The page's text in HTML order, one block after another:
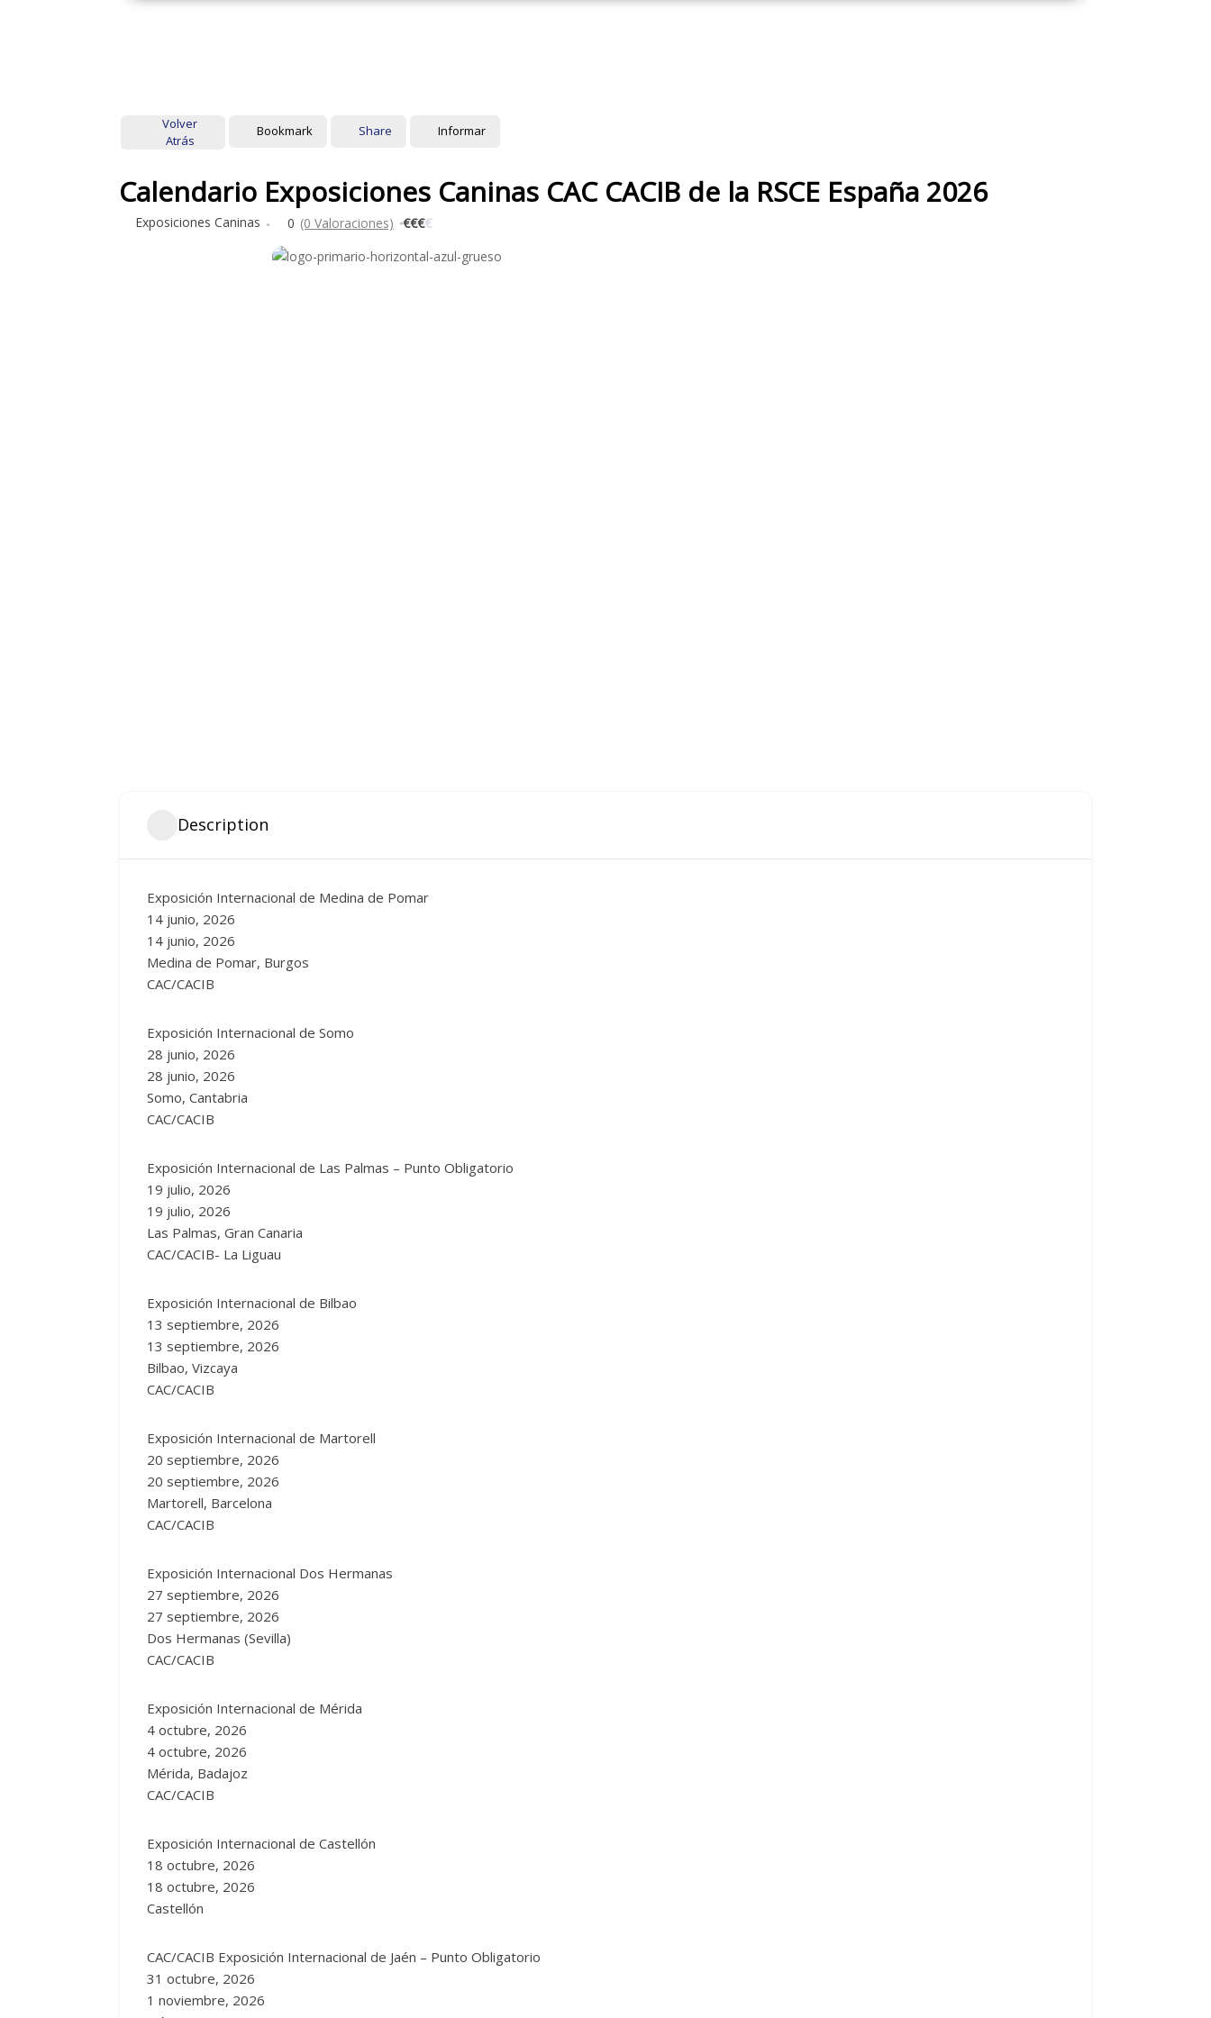
Volver
Atrás
Bookmark Share Informar
Calendario Exposiciones Caninas CAC CACIB de la RSCE España 2026
Exposiciones Caninas 0 (0 Valoraciones) €€€€
Description
Exposición Internacional de Medina de Pomar
14 junio, 2026
14 junio, 2026
Medina de Pomar, Burgos
CAC/CACIB
Exposición Internacional de Somo
28 junio, 2026
28 junio, 2026
Somo, Cantabria
CAC/CACIB
Exposición Internacional de Las Palmas – Punto Obligatorio
19 julio, 2026
19 julio, 2026
Las Palmas, Gran Canaria
CAC/CACIB- La Liguau
Exposición Internacional de Bilbao
13 septiembre, 2026
13 septiembre, 2026
Bilbao, Vizcaya
CAC/CACIB
Exposición Internacional de Martorell
20 septiembre, 2026
20 septiembre, 2026
Martorell, Barcelona
CAC/CACIB
Exposición Internacional Dos Hermanas
27 septiembre, 2026
27 septiembre, 2026
Dos Hermanas (Sevilla)
CAC/CACIB
Exposición Internacional de Mérida
4 octubre, 2026
4 octubre, 2026
Mérida, Badajoz
CAC/CACIB
Exposición Internacional de Castellón
18 octubre, 2026
18 octubre, 2026
Castellón
CAC/CACIB Exposición Internacional de Jaén – Punto Obligatorio
31 octubre, 2026
1 noviembre, 2026